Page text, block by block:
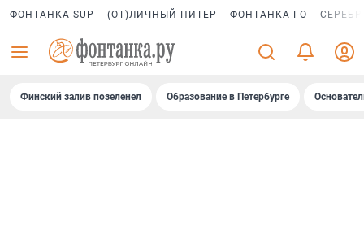
ФОНТАНКА SUP (ОТ)ЛИЧНЫЙ ПИТЕР ФОНТАНКА ГО
Финский залив позеленел Образование в Петербурге